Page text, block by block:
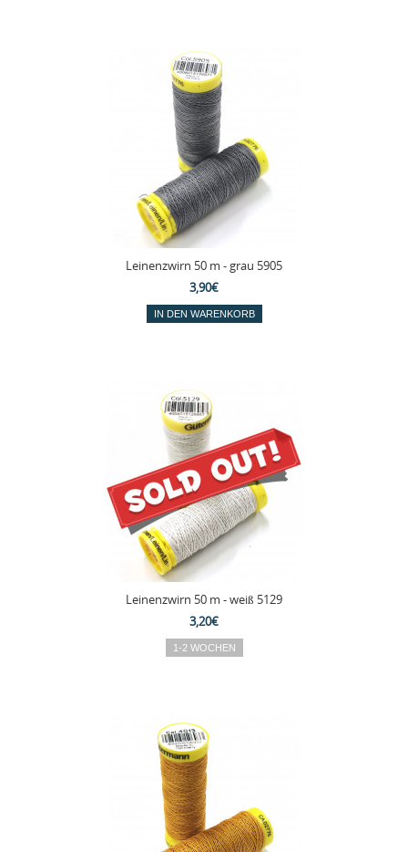
Leinenzwirn 50 m - grau 5905
3,90€
Leinenzwirn 50 m - weiß 5129
3,20€